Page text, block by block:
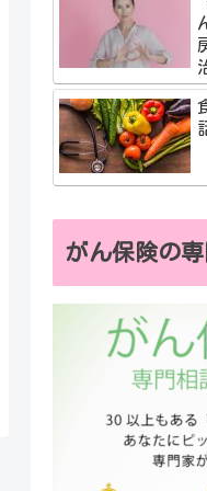
がん保険の